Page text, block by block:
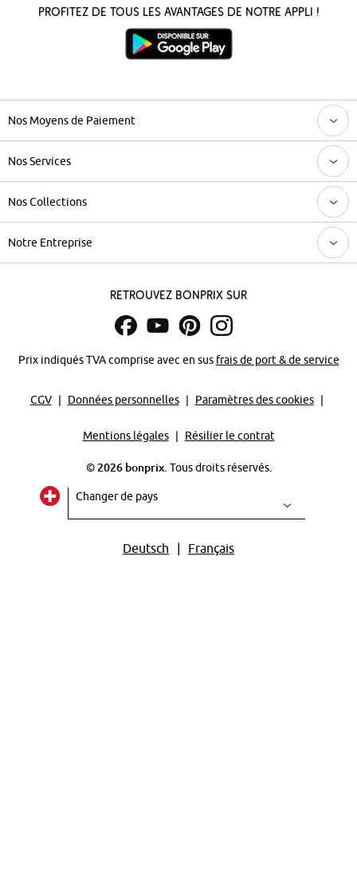
Profitez de tous les avantages de notre appli !
Nos Moyens de Paiement
Nos Services
Nos Collections
Notre Entreprise
Retrouvez bonprix sur
Prix indiqués TVA comprise avec en sus frais de port & de service
CGV Données personnelles Paramètres des cookies
Mentions légales Résilier le contrat
©2026 bonprix. Tous droits réservés.
Deutsch Français